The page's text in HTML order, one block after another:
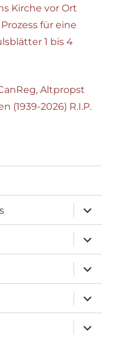
Kirche vor Ort
für eine
1 bis 4
Altpropst
(1939-2026) R.I.P.
öffnen
öffnen
öffnen
öffnen
öffnen